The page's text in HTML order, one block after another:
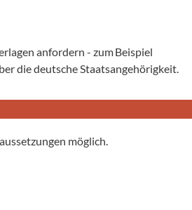
anfordern - zum Beispiel
die deutsche Staatsangehörigkeit.
möglich.